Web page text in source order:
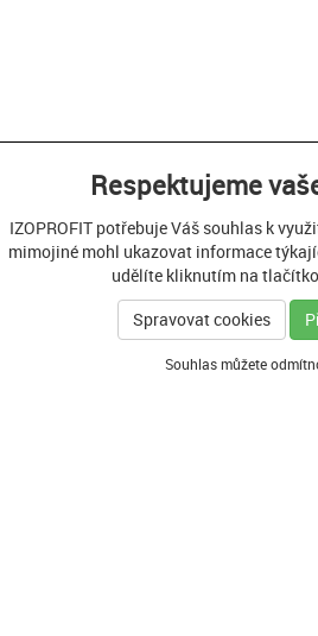
Respektujeme
IZOPROFIT potřebuje Váš souhlas k
mimojiné mohl ukazovat informace
udělíte kliknutím na
Spravovat cookies
Souhlas můžete